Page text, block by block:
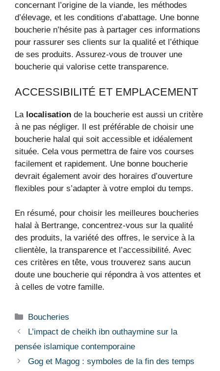
concernant l’origine de la viande, les méthodes
d’élevage, et les conditions d’abattage. Une bonne
boucherie n’hésite pas à partager ces informations
pour rassurer ses clients sur la qualité et l’éthique
de ses produits. Assurez-vous de trouver une
boucherie qui valorise cette transparence.
ACCESSIBILITÉ ET EMPLACEMENT
La localisation de la boucherie est aussi un critère
à ne pas négliger. Il est préférable de choisir une
boucherie halal qui soit accessible et idéalement
située. Cela vous permettra de faire vos courses
facilement et rapidement. Une bonne boucherie
devrait également avoir des horaires d’ouverture
flexibles pour s’adapter à votre emploi du temps.
En résumé, pour choisir les meilleures boucheries
halal à Bertrange, concentrez-vous sur la qualité
des produits, la variété des offres, le service à la
clientèle, la transparence et l’accessibilité. Avec
ces critères en tête, vous trouverez sans aucun
doute une boucherie qui répondra à vos attentes et
à celles de votre famille.
Boucheries
L’impact de cheikh ibn outhaymine sur la
pensée islamique contemporaine
Gog et Magog : symboles de la fin des temps